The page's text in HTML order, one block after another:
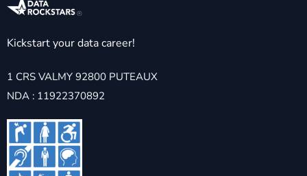
Kickstart your data career!
1 CRS VALMY 92800 PUTEAUX
NDA : 11922370892